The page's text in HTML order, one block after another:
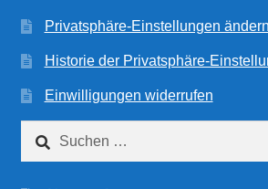
Privatsphäre-Einstellungen ändern
Historie der Privatsphäre-
Einwilligungen widerrufen
nach: